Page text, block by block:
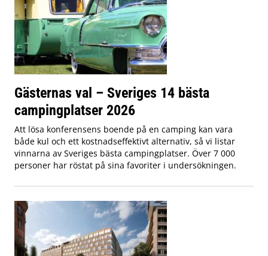
Gästernas val – Sveriges 14 bästa
campingplatser 2026
Att lösa konferensens boende på en camping kan vara
både kul och ett kostnadseffektivt alternativ, så vi listar
vinnarna av Sveriges bästa campingplatser. Över 7 000
personer har röstat på sina favoriter i undersökningen.